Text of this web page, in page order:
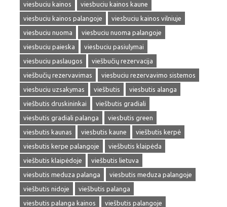
viesbuciu kainos
viesbuciu kainos kaune
viesbuciu kainos palangoje
viesbuciu kainos vilniuje
viesbuciu nuoma
viesbuciu nuoma palangoje
viesbuciu paieska
viesbuciu pasiulymai
viesbuciu paslaugos
viešbučių rezervacija
viešbučių rezervavimas
viesbuciu rezervavimo sistemos
viesbuciu uzsakymas
viešbutis
viesbutis alanga
viešbutis druskininkai
viešbutis gradiali
viesbutis gradiali palanga
viesbutis green
viesbutis kaunas
viesbutis kaune
viešbutis kerpė
viesbutis kerpe palangoje
viešbutis klaipėda
viešbutis klaipėdoje
viešbutis lietuva
viesbutis meduza palanga
viesbutis meduza palangoje
viešbutis nidoje
viešbutis palanga
viesbutis palanga kainos
viešbutis palangoje